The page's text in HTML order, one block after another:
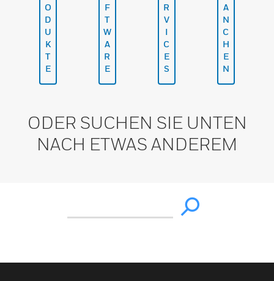
O
D
U
K
T
E
F
T
W
A
R
E
R
V
I
C
E
S
A
N
C
H
E
N
ODER SUCHEN SIE UNTEN
NACH ETWAS ANDEREM